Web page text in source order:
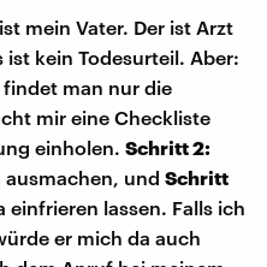
mein Vater. Der ist Arzt
kein Todesurteil. Aber:
man nur die
mir eine Checkliste
einholen. Schritt 2:
ausmachen, und Schritt
lassen. Falls ich
er mich da auch